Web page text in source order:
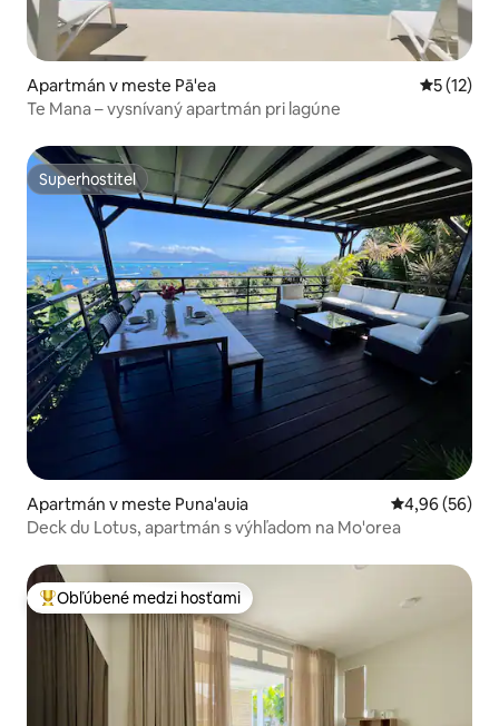
Apartmán v meste Pā'ea
5 (12)
Te Mana – vysnívaný apartmán pri lagúne
Superhostiteľ
Superhostiteľ
Apartmán v meste Puna'auia Priemerné
4,96 (56)
Deck du Lotus, apartmán s výhľadom na Mo'orea
Najobľúbenejšie medzi hosťami
Obľúbené medzi hosťami